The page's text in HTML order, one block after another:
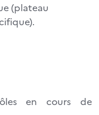
(plateau
en cours de